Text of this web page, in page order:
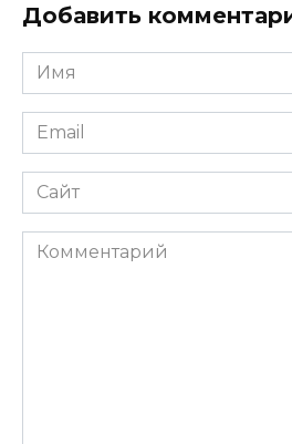
Добавить
Имя
*
Email
*
Сайт
Комментарий